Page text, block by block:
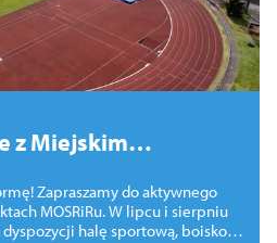
z Miejskim
Zapraszamy do aktywnego
MOSRiRu. W lipcu i sierpniu
halę sportową, boisko